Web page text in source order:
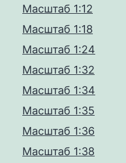
Масштаб 1:12
Масштаб 1:18
Масштаб 1:24
Масштаб 1:32
Масштаб 1:34
Масштаб 1:35
Масштаб 1:36
Масштаб 1:38